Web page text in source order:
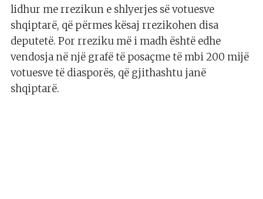
lidhur me rrezikun e shlyerjes së votuesve
shqiptarë, që përmes kësaj rrezikohen disa
deputetë. Por rreziku më i madh është edhe
vendosja në një grafë të posaçme të mbi 200 mijë
votuesve të diasporës, që gjithashtu janë
shqiptarë.